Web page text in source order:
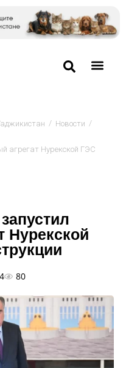
/ Новости /
агрегат Нурекской ГЭС
Нурекской
80